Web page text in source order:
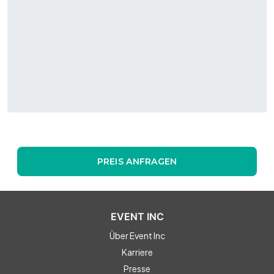
PREIS ANFRAGEN
EVENT INC
Über Event Inc
Karriere
Presse